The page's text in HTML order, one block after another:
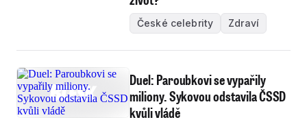
České celebrity Zdraví
Duel: Paroubkovi se vypařily
miliony. Sykovou odstavila ČSSD
kvůli vládě